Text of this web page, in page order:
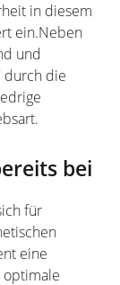
in diesem
ein.Neben
und
durch die
bei
für
eine
optimale